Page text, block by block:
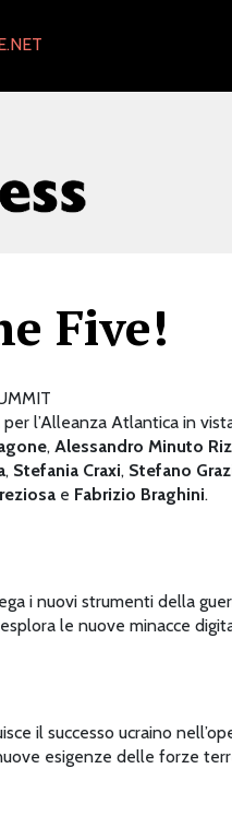
Five!
l’Alleanza Atlantica in
, Alessandro Minuto
, Stefania Craxi, Stefano
e Fabrizio Braghini.
i nuovi strumenti della
esplora le nuove minacce
il successo ucraino
esigenze delle forze